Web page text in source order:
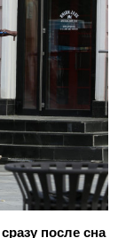
после сна